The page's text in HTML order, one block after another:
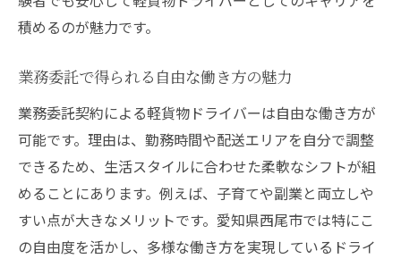
積めるのが魅力です。
業務委託で得られる自由な働き方の魅力
業務委託契約による軽貨物ドライバーは自由な働き方が
可能です。理由は、勤務時間や配送エリアを自分で調整
できるため、生活スタイルに合わせた柔軟なシフトが組
めることにあります。例えば、子育てや副業と両立しや
すい点が大きなメリットです。愛知県西尾市では特にこ
の自由度を活かし、多様な働き方を実現しているドライ